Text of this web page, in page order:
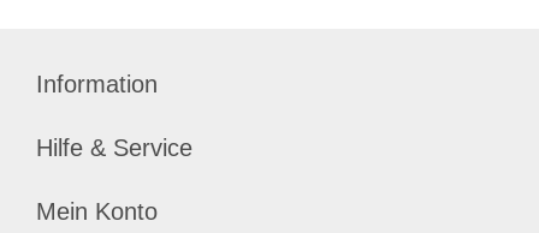
Information
Hilfe & Service
Mein Konto